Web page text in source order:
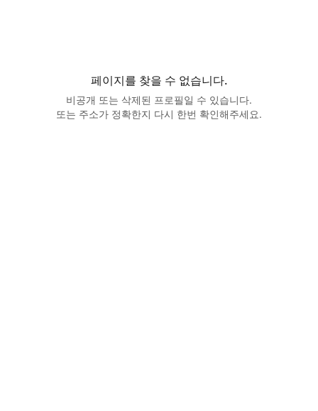
페이지를 찾을 수 없습니다.
비공개 또는 삭제된 프로필일 수 있습니다.
또는 주소가 정확한지 다시 한번 확인해주세요.